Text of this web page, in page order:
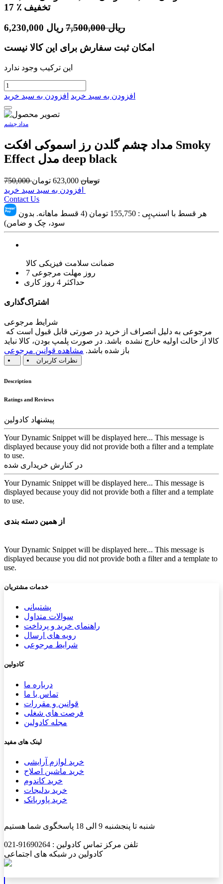
17
٪ تخفیف
6,230,000 ریال 7,500,000 ریال
امکان ثبت سفارش برای این کالا نیست
این ترکیب وجود ندارد
افزودن به سبد خرید افزودن به سبد خرید
مداد چشم
مداد چشم گلدن رز اسموکی افکت Smoky
Effect مدل deep black
750,000 تومان 623,000 تومان
Contact Us
هر قسط با اسنپ‌پِی : 155,750
تومان (4 قسط ماهانه. بدون
سود، چک و ضامن)
ضمانت سلامت فیزیکی کالا
7 روز مهلت مرجوعی
حداکثر 4 روز کاری
اشتراک‌گذاری
شرایط مرجوعی
کالا از حالت اولیه خارج نشده باشد. در صورت پلمپ بودن، کالا نباید
باز شده باشد. مشاهده قوانین مرجوعی
نظرات کاربران
Description
Ratings and Reviews
پیشنهاد کادولین
Your Dynamic Snippet will be displayed here... This message is
displayed because youy did not provide both a filter and a template
to use.
در کنارش خریداری شده
Your Dynamic Snippet will be displayed here... This message is
displayed because youy did not provide both a filter and a template
to use.
از همین دسته بندی
Your Dynamic Snippet will be displayed here... This message is
displayed because you did not provide both a filter and a template to
use.
خدمات مشتریان
پشتیب​​انی
سوالات متداول
راهنمای خرید و پرداخت
رویه های ارسال
شرایط مرجوعی
کادولین
درباره ما
تماس با ما
قوانین و مقررات
فرصت های شغلی
مجله کادولین
لینک های مفید
خرید لوازم آرایشی
خرید ماشین اصلاح
خرید کاندوم
خرید بدلیجات
خرید پاوربانک
شنبه تا پنجشنبه 9 الی 18 پاسخگوی شما هستیم
تلفن مرکز تماس کادولین : 91690264-021
کادولین در شبکه های اجتماعی